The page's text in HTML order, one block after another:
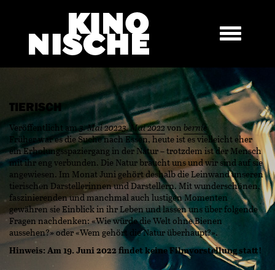
TIERISCH
Veröffentlicht am3. Mai 20223. Mai 2022vonbernie
Früher war es die Suche nach Essen, heute ist es vielleicht eher
ein Erholungsspaziergang in der Natur – trotzdem ist der Mensch
mit ihr eng verbunden. Die Natur braucht uns und wir sind auf sie
angewiesen. Im Monat Juni gehört deshalb die Leinwand unseren
tierischen Darstellerinnen und Darstellern. Mit wunderschönen,
faszinierenden und manchmal auch lustigen Momenten
gewähren sie Einblick in ihr Leben und lassen uns über folgende
Fragen nachdenken: «Wie würde die Welt ohne Bienen
aussehen?» oder «Wem gehört die Natur überhaupt?».
Hinweis: Am 19. Juni 2022 findet keine Filmvorstellung statt!